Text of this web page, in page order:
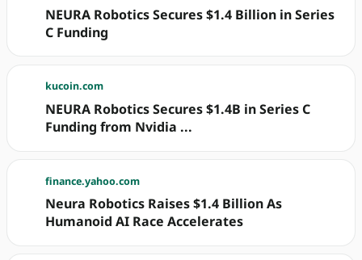
NEURA Robotics Secures $1.4 Billion in Series
C Funding
kucoin.com
NEURA Robotics Secures $1.4B in Series C
Funding from Nvidia ...
finance.yahoo.com
Neura Robotics Raises $1.4 Billion As
Humanoid AI Race Accelerates